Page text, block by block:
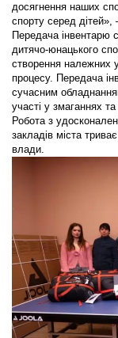
досягнення наших
спорту серед дітей»,
Передача інвентарю
дитячо-юнацького
створення належних
процесу. Передача
сучасним
участі у змаганнях
Робота з
закладів міста
влади.